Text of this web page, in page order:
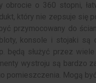
o 360 stopni,
który nie zepsuje się
przymocowany do
konsole i stojaki są
będą służyć przez
wystroju są bardzo
pomieszczenia. Mogą
mebli
produkujesz
coś, co
zrobione, ale
21
Okna